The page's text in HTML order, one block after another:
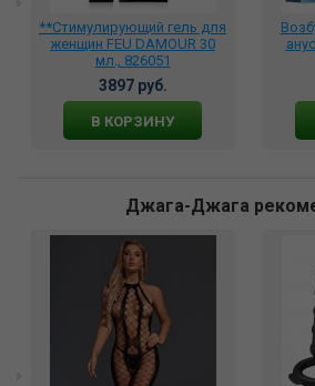
**Стимулирующий гель для
женщин FEU DAMOUR 30
мл., 826051
3897 руб.
В КОРЗИНУ
Джага-Джага